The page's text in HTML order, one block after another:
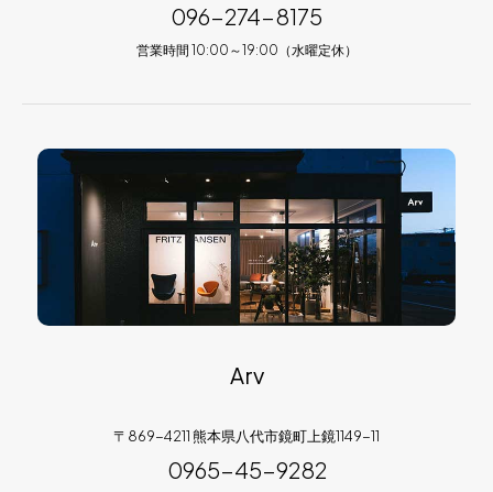
096-274-8175
営業時間 10:00～19:00（水曜定休）
Arv
〒869-4211 熊本県八代市鏡町上鏡1149-11
0965-45-9282